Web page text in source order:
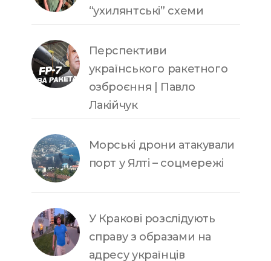
“ухилянтські” схеми
Перспективи
українського ракетного
озброєння | Павло
Лакійчук
Морські дрони атакували
порт у Ялті – соцмережі
У Кракові розслідують
справу з образами на
адресу українців